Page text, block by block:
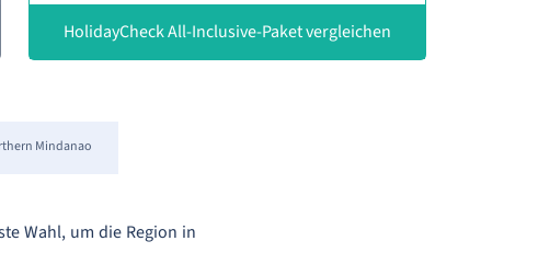
HolidayCheck All-Inclusive-Paket vergleichen
Mindanao
Wahl, um die Region in